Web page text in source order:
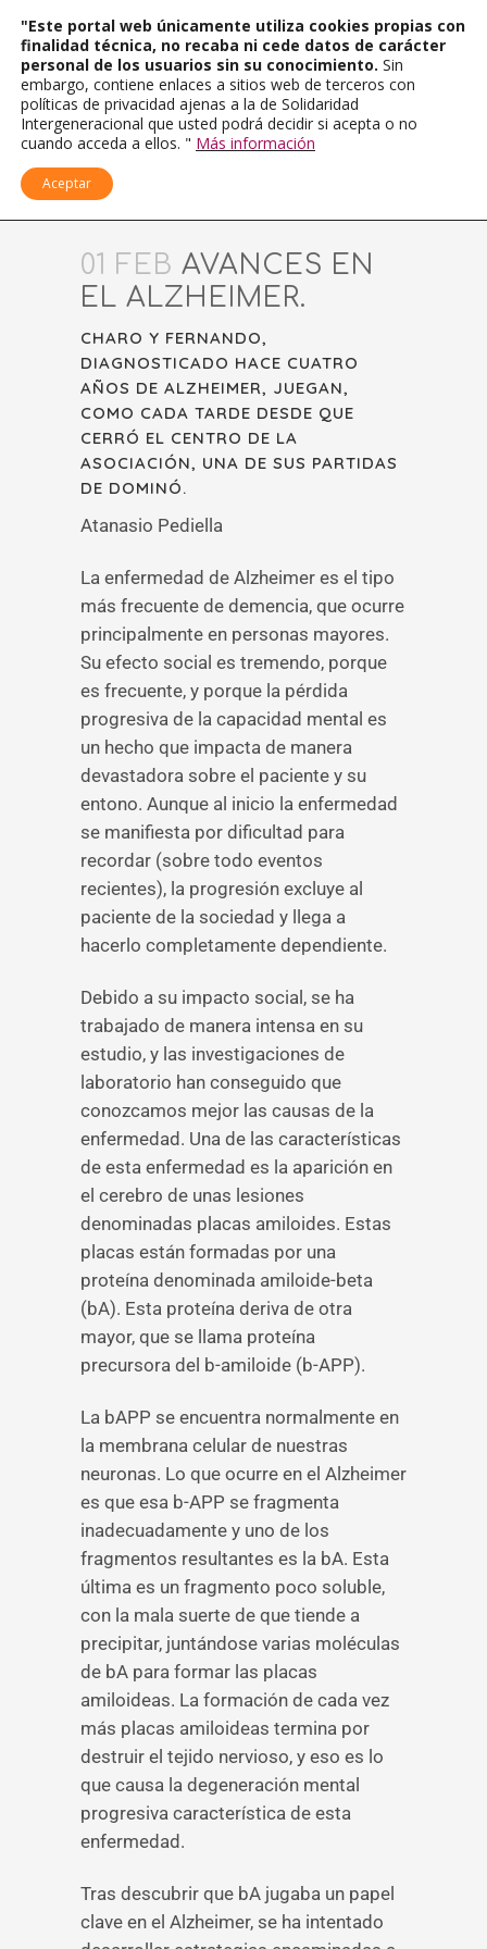
01 FEB AVANCES EN
EL ALZHEIMER.
CHARO Y FERNANDO,
DIAGNOSTICADO HACE CUATRO
AÑOS DE ALZHEIMER, JUEGAN,
COMO CADA TARDE DESDE QUE
CERRÓ EL CENTRO DE LA
ASOCIACIÓN, UNA DE SUS PARTIDAS
DE DOMINÓ.
Atanasio Pediella
La enfermedad de Alzheimer es el tipo
más frecuente de demencia, que ocurre
principalmente en personas mayores.
Su efecto social es tremendo, porque
es frecuente, y porque la pérdida
progresiva de la capacidad mental es
un hecho que impacta de manera
devastadora sobre el paciente y su
entono. Aunque al inicio la enfermedad
se manifiesta por dificultad para
recordar (sobre todo eventos
recientes), la progresión excluye al
paciente de la sociedad y llega a
hacerlo completamente dependiente.
Debido a su impacto social, se ha
trabajado de manera intensa en su
estudio, y las investigaciones de
laboratorio han conseguido que
conozcamos mejor las causas de la
enfermedad. Una de las características
de esta enfermedad es la aparición en
el cerebro de unas lesiones
denominadas placas amiloides. Estas
placas están formadas por una
proteína denominada amiloide-beta
(bA). Esta proteína deriva de otra
mayor, que se llama proteína
precursora del b-amiloide (b-APP).
La bAPP se encuentra normalmente en
la membrana celular de nuestras
neuronas. Lo que ocurre en el Alzheimer
es que esa b-APP se fragmenta
inadecuadamente y uno de los
fragmentos resultantes es la bA. Esta
última es un fragmento poco soluble,
con la mala suerte de que tiende a
precipitar, juntándose varias moléculas
de bA para formar las placas
amiloideas. La formación de cada vez
más placas amiloideas termina por
destruir el tejido nervioso, y eso es lo
que causa la degeneración mental
progresiva característica de esta
enfermedad.
Tras descubrir que bA jugaba un papel
clave en el Alzheimer, se ha intentado
"Este portal web únicamente utiliza cookies propias con
finalidad técnica, no recaba ni cede datos de carácter
personal de los usuarios sin su conocimiento. Sin
embargo, contiene enlaces a sitios web de terceros con
políticas de privacidad ajenas a la de Solidaridad
Intergeneracional que usted podrá decidir si acepta o no
cuando acceda a ellos. " Más información
Aceptar